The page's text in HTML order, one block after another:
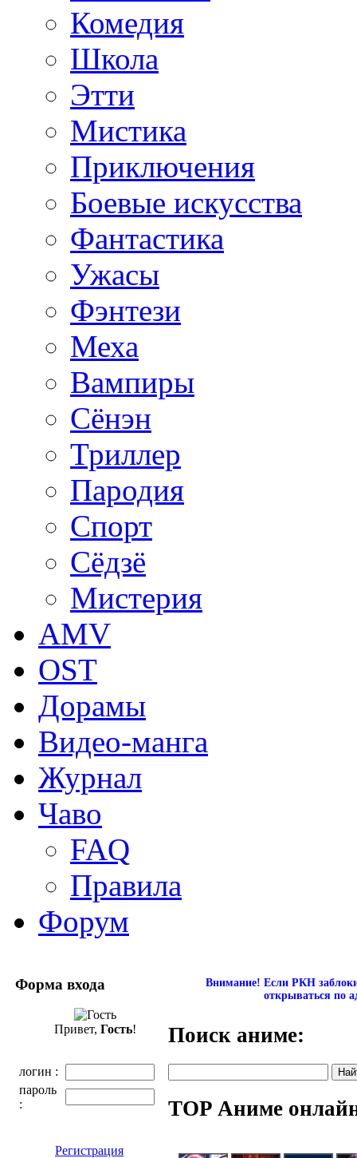
Комедия
Школа
Этти
Мистика
Приключения
Боевые искусства
Фантастика
Ужасы
Фэнтези
Меха
Вампиры
Сёнэн
Триллер
Пародия
Спорт
Сёдзё
Мистерия
AMV
OST
Дорамы
Видео-манга
Журнал
Чаво
FAQ
Правила
Форум
Форма входа
Привет, Гость!
логин :
пароль
:
Регистрация
Внимание! Если РКН
открываться по
Поиск аниме:
TOP Аниме